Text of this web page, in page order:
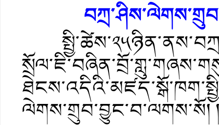
ལེགས་གྲུབ་བྱུང་བ་ལགས་སོ།